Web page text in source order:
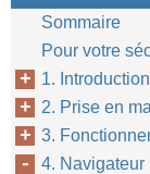
Sommaire
Pour votre
1. Introduction
2. Prise en
3.
4. Navigateur